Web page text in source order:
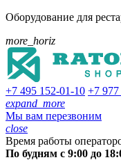
Оборудование для
more_horiz
+7 495 152-01-10 +7 977
expand_more
Мы вам перезвоним
close
Время работы
По будням с 9:00 до